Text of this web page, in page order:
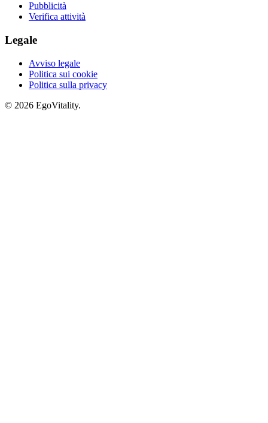
Pubblicità
Verifica attività
Legale
Avviso legale
Politica sui cookie
Politica sulla privacy
© 2026 EgoVitality.